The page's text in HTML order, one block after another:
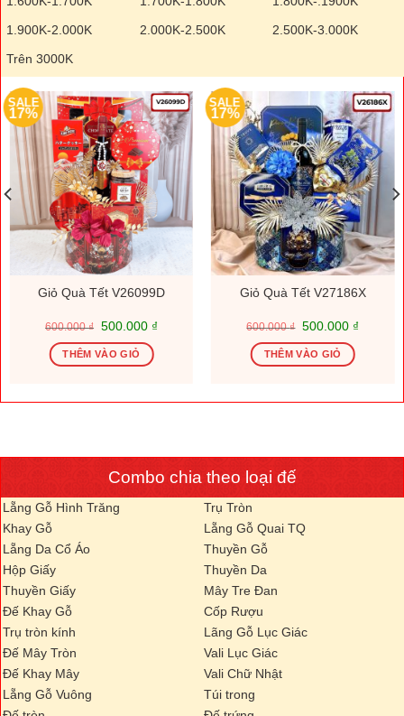
1.900K-2.000K
2.000K-2.500K
2.500K-3.000K
Trên 3000K
SALE
17%
Giỏ Quà Tết V26099D
600.000₫
Giá
là:
600.000 ₫.
500.000 ₫Giá
THÊM VÀO GIỎ
SALE
17%
Giỏ Quà Tết V27186X
600.000₫
Giá
là:
600.000 ₫.
500.000 ₫Giá
THÊM VÀO GIỎ
Combo chia theo loại đế
Lẵng Gỗ Hình Trăng
Trụ Tròn
Khay Gỗ
Lẵng Gỗ Quai TQ
Lẵng Da Cổ Áo
Thuyền Gỗ
Hộp Giấy
Thuyền Da
Thuyền Giấy
Mây Tre Đan
Đế Khay Gỗ
Cốp Rượu
Trụ tròn kính
Lãng Gỗ Lục Giác
Đế Mây Tròn
Vali Lục Giác
Đế Khay Mây
Vali Chữ Nhật
Lẵng Gỗ Vuông
Túi trong